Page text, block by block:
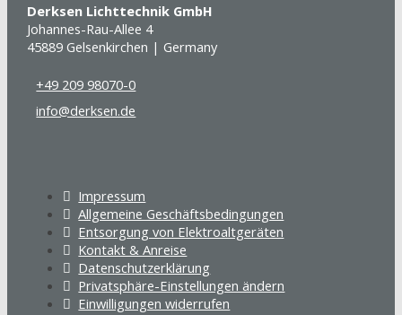
Derksen Lichttechnik GmbH
Johannes-Rau-Allee 4
45889 Gelsenkirchen | Germany
+49 209 98070-0
info@derksen.de
Impressum
Allgemeine Geschäftsbedingungen
Entsorgung von Elektroaltgeräten
Kontakt & Anreise
Datenschutzerklärung
Privatsphäre-Einstellungen ändern
Einwilligungen widerrufen